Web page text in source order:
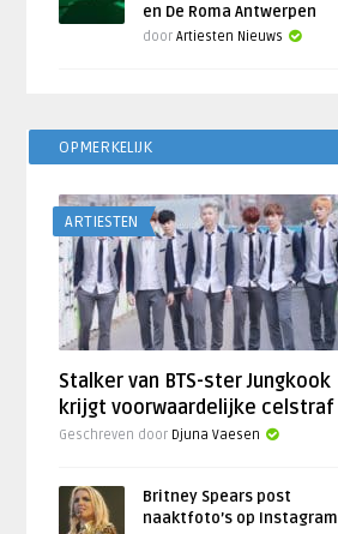
en De Roma Antwerpen
doorArtiesten Nieuws
OPMERKELIJK
ARTIESTEN
Stalker van BTS-ster Jungkook
krijgt voorwaardelijke celstraf
Geschreven door Djuna Vaesen
Britney Spears post
naaktfoto’s op Instagram